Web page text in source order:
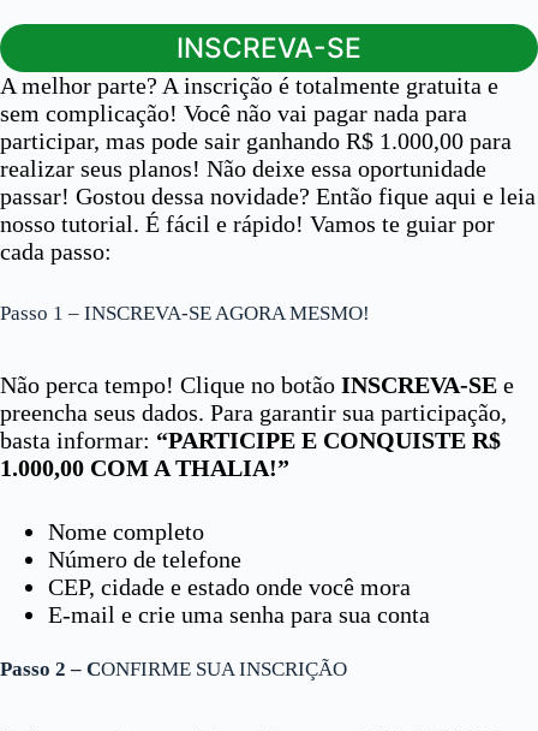
INSCREVA-SE
A melhor parte? A inscrição é totalmente gratuita e
sem complicação! Você não vai pagar nada para
participar, mas pode sair ganhando R$ 1.000,00 para
realizar seus planos! Não deixe essa oportunidade
passar! Gostou dessa novidade? Então fique aqui e leia
nosso tutorial. É fácil e rápido! Vamos te guiar por
cada passo:
Passo 1 – INSCREVA-SE AGORA MESMO!
Não perca tempo! Clique no botão INSCREVA-SE e
preencha seus dados. Para garantir sua participação,
basta informar: “PARTICIPE E CONQUISTE R$
1.000,00 COM A THALIA!”
Nome completo
Número de telefone
CEP, cidade e estado onde você mora
E-mail e crie uma senha para sua conta
Passo 2 – CONFIRME SUA INSCRIÇÃO